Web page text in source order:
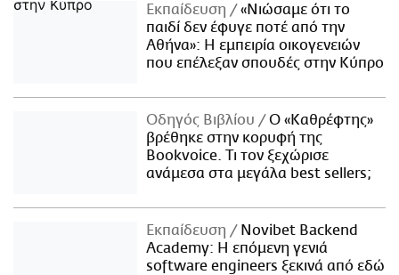
Εκπαίδευση
«Νιώσαμε ότι το
παιδί δεν έφυγε ποτέ από την
Αθήνα»: Η εμπειρία οικογενειών
που επέλεξαν σπουδές στην Κύπρο
Οδηγός Βιβλίου
Ο «Καθρέφτης»
βρέθηκε στην κορυφή της
Bookvoice. Τι τον ξεχώρισε
ανάμεσα στα μεγάλα best sellers;
Εκπαίδευση
Novibet Backend
Academy: Η επόμενη γενιά
software engineers ξεκινά από εδώ